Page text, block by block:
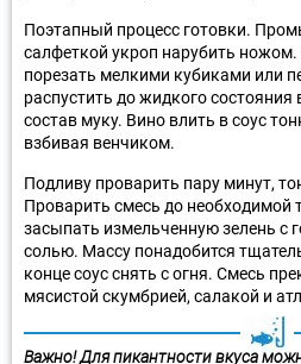
Поэтапный процесс готовки.
салфеткой укроп нарубить
порезать мелкими кубиками или
распустить до жидкого состояния
состав муку. Вино влить в соус
взбивая венчиком.
Подливу проварить пару минут,
Проварить смесь до необходимой
засыпать измельченную зелень с
солью. Массу понадобится
конце соус снять с огня. Смесь
мясистой скумбрией, салакой и
Важно! Для пикантности вкуса